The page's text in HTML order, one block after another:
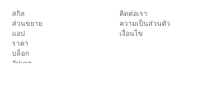
สกิล
ส่วนขยาย
แอป
ราคา
บล็อก
อัปเดต
ติดต่อเรา
ความเป็นส่วนตัว
เงื่อนไข